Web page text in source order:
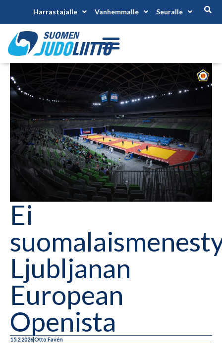
Harrastajalle Vanhemmalle Seuralle
Ei
Ljubljanan
European
Openista
15.2.2026Otto Favén